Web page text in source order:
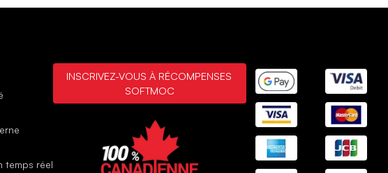
temps réel
INSCRIVEZ-VOUS À RÉCOMPENSES
SOFTMOC